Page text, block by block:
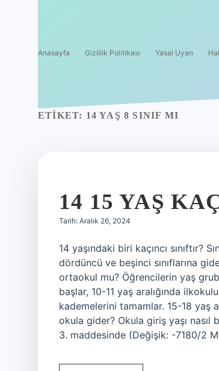
Anasayfa Gizlilik Politikası Yasal Uyarı
ETIKET: 14 YAŞ 8 SINIF MI
14 15 YAŞ
Tarih: Aralık 26, 2024
14 yaşındaki biri kaçıncı sınıftır?
dördüncü ve beşinci sınıflarına
ortaokul mu? Öğrencilerin yaş
başlar, 10-11 yaş aralığında
kademelerini tamamlar. 15-18 yaş
okula gider? Okula giriş yaşı nasıl
3. maddesinde (Değişik: -7180/2